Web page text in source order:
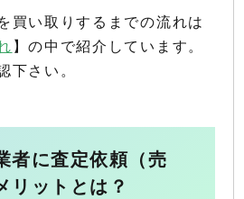
買い取りするまでの流れは
】の中で紹介しています。
下さい。
者に査定依頼（売
リットとは？